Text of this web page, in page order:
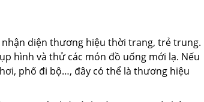
nhận diện thương hiệu thời trang, trẻ trung.
hình và thử các món đồ uống mới lạ. Nếu
phố đi bộ…, đây có thể là thương hiệu